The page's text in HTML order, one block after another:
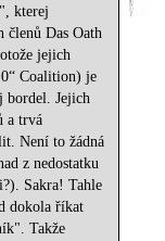
kterej
členů Das Oath
jejich
Coalition) je
bordel. Jejich
a trvá
Není to žádná
z nedostatku
Sakra! Tahle
dokola říkat
Takže